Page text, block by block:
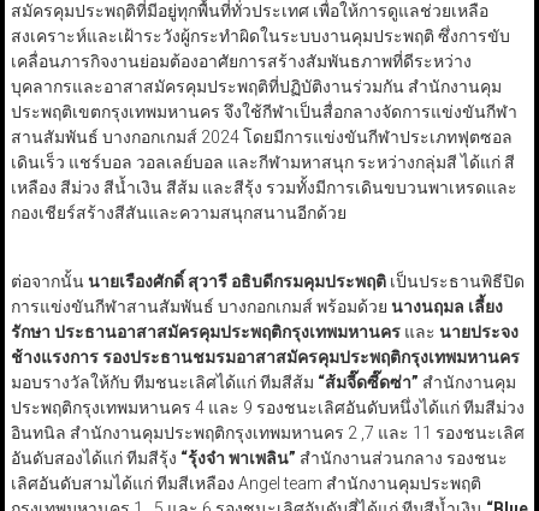
สมัครคุมประพฤติที่มีอยู่ทุกพื้นที่ทั่วประเทศ เพื่อให้การดูแลช่วยเหลือ
สงเคราะห์และเฝ้าระวังผู้กระทำผิดในระบบงานคุมประพฤติ ซึ่งการขับ
เคลื่อนภารกิจงานย่อมต้องอาศัยการสร้างสัมพันธภาพที่ดีระหว่าง
บุคลากรและอาสาสมัครคุมประพฤติที่ปฏิบัติงานร่วมกัน สำนักงานคุม
ประพฤติเขตกรุงเทพมหานคร จึงใช้กีฬาเป็นสื่อกลางจัดการแข่งขันกีฬา
สานสัมพันธ์ บางกอกเกมส์ 2024 โดยมีการแข่งขันกีฬาประเภทฟุตซอล
เดินเร็ว แชร์บอล วอลเลย์บอล และกีฬามหาสนุก ระหว่างกลุ่มสี ได้แก่ สี
เหลือง สีม่วง สีน้ำเงิน สีส้ม และสีรุ้ง รวมทั้งมีการเดินขบวนพาเหรดและ
กองเชียร์สร้างสีสันและความสนุกสนานอีกด้วย
ต่อจากนั้นนายเรืองศักดิ์ สุวารี อธิบดีกรมคุมประพฤติเป็นประธานพิธีปิด
การแข่งขันกีฬาสานสัมพันธ์ บางกอกเกมส์ พร้อมด้วย นางนฤมล เลี้ยง
รักษา ประธานอาสาสมัครคุมประพฤติกรุงเทพมหานครและ นายประจง
ช้างแรงการ รองประธานชมรมอาสาสมัครคุมประพฤติกรุงเทพมหานคร
มอบรางวัลให้กับ ทีมชนะเลิศได้แก่ ทีมสีส้ม “ส้มจี๊ดซี๊ดซ่า” สำนักงานคุม
ประพฤติกรุงเทพมหานคร 4 และ 9 รองชนะเลิศอันดับหนึ่งได้แก่ ทีมสีม่วง
อินทนิล สำนักงานคุมประพฤติกรุงเทพมหานคร 2 ,7 และ 11 รองชนะเลิศ
อันดับสองได้แก่ ทีมสีรุ้ง “รุ้งจ๋า พาเพลิน” สำนักงานส่วนกลาง รองชนะ
เลิศอันดับสามได้แก่ ทีมสีเหลือง Angel team สำนักงานคุมประพฤติ